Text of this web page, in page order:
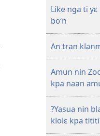
Like nga ti yɛ
bo’n
An tran
Amun nin
kpa naan
?Yasua nin
klolɛ kpa